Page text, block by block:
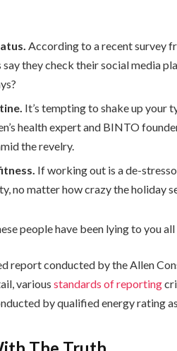
According to a recent survey
they check their social media
It’s tempting to shake up your
health expert and BINTO
the revelry.
If working out is a de-
no matter how crazy the holiday
people have been lying to you all
report conducted by the Allen
variousstandards of reporting
by qualified energy rating